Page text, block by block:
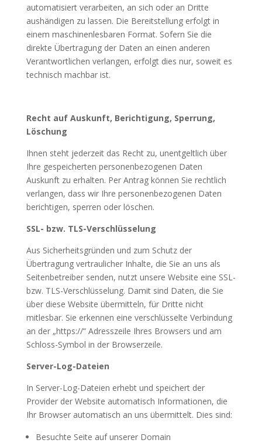
automatisiert verarbeiten, an sich oder an Dritte
aushändigen zu lassen. Die Bereitstellung erfolgt in
einem maschinenlesbaren Format. Sofern Sie die
direkte Übertragung der Daten an einen anderen
Verantwortlichen verlangen, erfolgt dies nur, soweit es
technisch machbar ist.
Recht auf Auskunft, Berichtigung, Sperrung,
Löschung
Ihnen steht jederzeit das Recht zu, unentgeltlich über
Ihre gespeicherten personenbezogenen Daten
Auskunft zu erhalten. Per Antrag können Sie rechtlich
verlangen, dass wir Ihre personenbezogenen Daten
berichtigen, sperren oder löschen.
SSL- bzw. TLS-Verschlüsselung
Aus Sicherheitsgründen und zum Schutz der
Übertragung vertraulicher Inhalte, die Sie an uns als
Seitenbetreiber senden, nutzt unsere Website eine SSL-
bzw. TLS-Verschlüsselung. Damit sind Daten, die Sie
über diese Website übermitteln, für Dritte nicht
mitlesbar. Sie erkennen eine verschlüsselte Verbindung
an der „https://“ Adresszeile Ihres Browsers und am
Schloss-Symbol in der Browserzeile.
Server-Log-Dateien
In Server-Log-Dateien erhebt und speichert der
Provider der Website automatisch Informationen, die
Ihr Browser automatisch an uns übermittelt. Dies sind:
Besuchte Seite auf unserer Domain